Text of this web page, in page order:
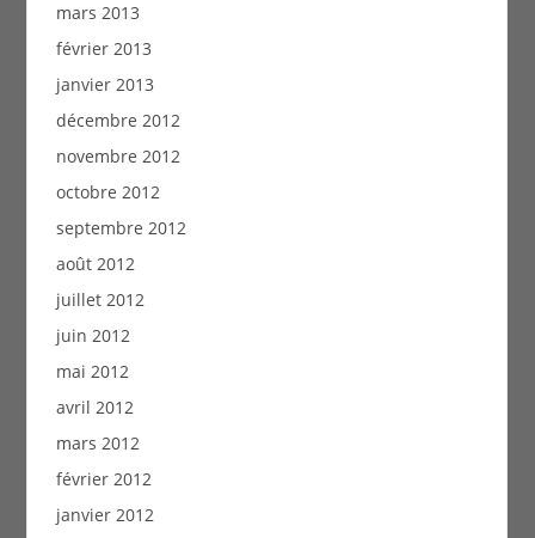
mars 2013
février 2013
janvier 2013
décembre 2012
novembre 2012
octobre 2012
septembre 2012
août 2012
juillet 2012
juin 2012
mai 2012
avril 2012
mars 2012
février 2012
janvier 2012